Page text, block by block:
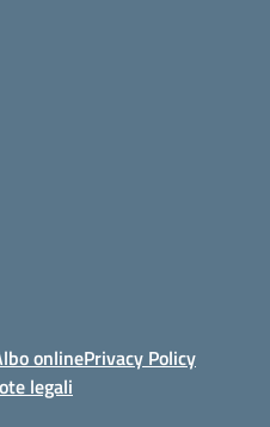
onlinePrivacy Policy
legali